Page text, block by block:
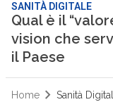
SANITÀ DIGITALE
Qual è il
vision che
il Paese
Home Sanità